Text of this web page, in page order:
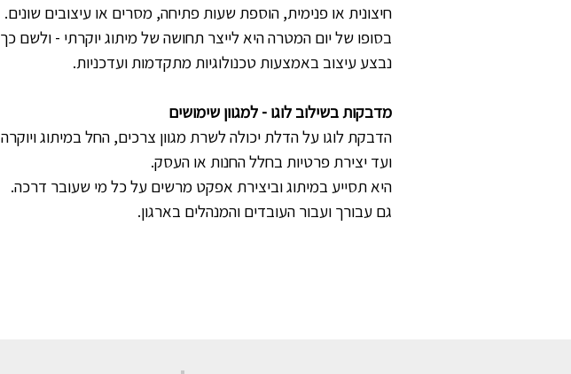
חיצונית או פנימית, הוספת שעות פתיחה, מסרים או עיצובים שונים.
בסופו של יום המטרה היא לייצר תחושה של מיתוג יוקרתי - ולשם כך
נבצע עיצוב באמצעות טכנולוגיות מתקדמות ועדכניות.
מדבקות בשילוב לוגו - למגוון שימושים
הדבקת לוגו על הדלת יכולה לשרת מגוון צרכים, החל במיתוג ויוקרה
ועד יצירת פרטיות בחלל החנות או העסק.
היא תסייע במיתוג וביצירת אפקט מרשים על כל מי שעובר דרכה.
גם עבורך ועבור העובדים והמנהלים בארגון.